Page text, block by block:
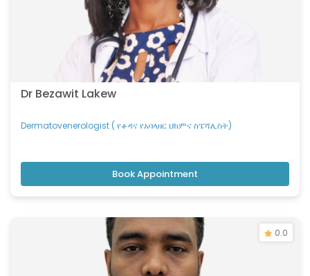
Dr Bezawit Lakew
Dermatovenerologist ( የቆዳና የአባላዘር ህክምና ስፔሻሊስት)
Book Appointment
0.0